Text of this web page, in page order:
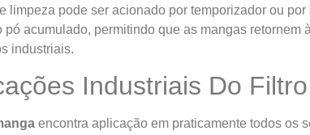
limpeza pode ser acionado por temporizador ou
pó acumulado, permitindo que as mangas
industriais.
Industriais Do
encontra aplicação em praticamente todos os